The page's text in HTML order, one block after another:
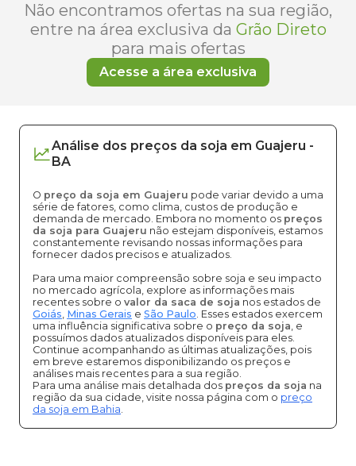
Não encontramos ofertas na sua região,
entre na área exclusiva da Grão Direto
para mais ofertas
Acesse a área exclusiva
Análise dos preços da soja em Guajeru -
BA
O preço da soja em Guajeru pode variar devido a uma
série de fatores, como clima, custos de produção e
demanda de mercado. Embora no momento os preços
da soja para Guajeru não estejam disponíveis, estamos
constantemente revisando nossas informações para
fornecer dados precisos e atualizados.
Para uma maior compreensão sobre soja e seu impacto
no mercado agrícola, explore as informações mais
recentes sobre o valor da saca de soja nos estados de
Goiás, Minas Gerais e São Paulo. Esses estados exercem
uma influência significativa sobre o preço da soja, e
possuímos dados atualizados disponíveis para eles.
Continue acompanhando as últimas atualizações, pois
em breve estaremos disponibilizando os preços e
análises mais recentes para a sua região.
Para uma análise mais detalhada dos preços da soja na
região da sua cidade, visite nossa página com o preço
da soja em Bahia.